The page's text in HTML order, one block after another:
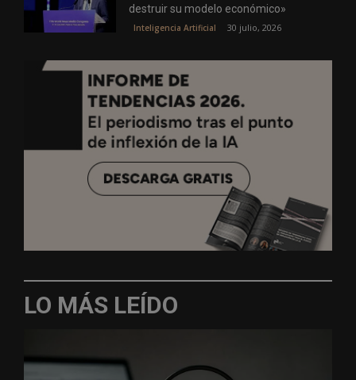
destruir su modelo económico»
Inteligencia Artificial 30 julio, 2026
LO MÁS LEÍDO